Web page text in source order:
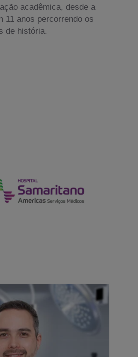
acadêmica, desde a
11 anos percorrendo os
de história.